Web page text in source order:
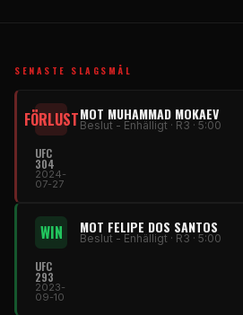
SENASTE SLAGSMÅL
FÖRLUSTMOT MUHAMMAD MOKAEV
Beslut - Enhälligt · R3 · 5:00
UFC
304
2024-
07-27
WIN MOT FELIPE DOS SANTOS
Beslut - Enhälligt · R3 · 5:00
UFC
293
2023-
09-10